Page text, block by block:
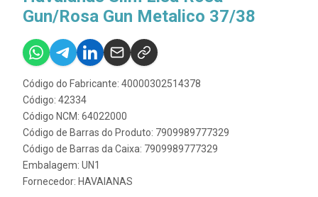
Gun/Rosa Gun Metalico 37/38
Código do Fabricante: 40000302514378
Código: 42334
Código NCM: 64022000
Código de Barras do Produto: 7909989777329
Código de Barras da Caixa: 7909989777329
Embalagem: UN1
Fornecedor: HAVAIANAS